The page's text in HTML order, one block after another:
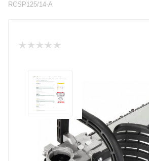
RCSP125/14-A